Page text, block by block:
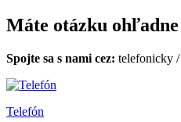
Máte otázku
Spojte sa s nami cez: telefonicky /
Telefón